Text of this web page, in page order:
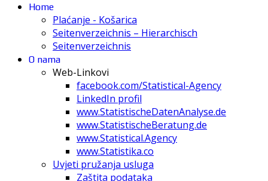
Home
Plaćanje - Košarica
Seitenverzeichnis – Hierarchisch
Seitenverzeichnis
O nama
Web-Linkovi
facebook.com/Statistical-Agency
LinkedIn profil
www.StatistischeDatenAnalyse.de
www.StatistischeBeratung.de
www.Statistical.Agency
www.Statistika.co
Uvjeti pružanja usluga
Zaštita podataka